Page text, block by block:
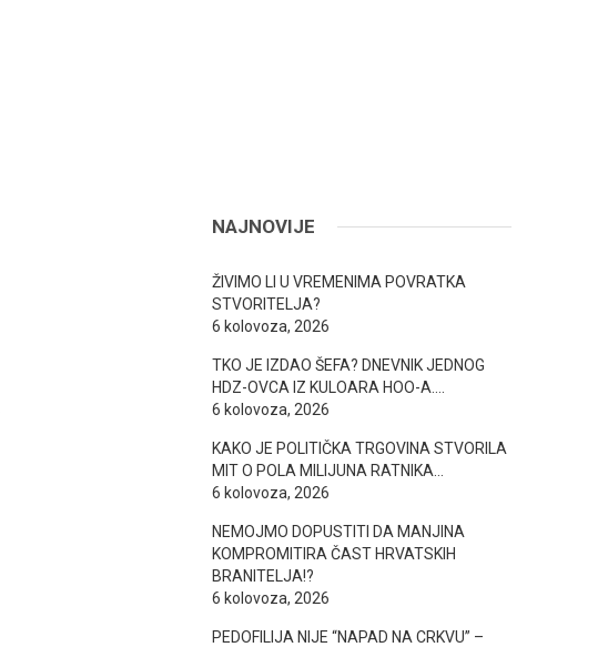
NAJNOVIJE
ŽIVIMO LI U VREMENIMA POVRATKA
STVORITELJA?
6 kolovoza, 2026
TKO JE IZDAO ŠEFA? DNEVNIK JEDNOG
HDZ-OVCA IZ KULOARA HOO-A….
6 kolovoza, 2026
KAKO JE POLITIČKA TRGOVINA STVORILA
MIT O POLA MILIJUNA RATNIKA…
6 kolovoza, 2026
NEMOJMO DOPUSTITI DA MANJINA
KOMPROMITIRA ČAST HRVATSKIH
BRANITELJA!?
6 kolovoza, 2026
PEDOFILIJA NIJE “NAPAD NA CRKVU” –